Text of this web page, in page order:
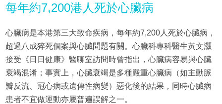
每年約7,200港人死於心臟病
心臟病是本港第三大致命疾病，每年約7,200人死於心臟病，
超過八成猝死個案與心臟問題有關。心臟科專科醫生黃文灝
接受《日日健康》醫聊室訪問時曾指出，心臟病容易與心臟
衰竭混淆；事實上，心臟衰竭是多種嚴重心臟病（如主動脈
瓣反流、冠心病或遺傳性病變）惡化後的結果，同時心臟病
患者不宜做運動亦屬普遍誤解之一。